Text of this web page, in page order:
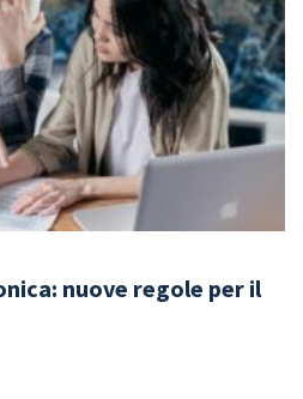
nuove regole per il